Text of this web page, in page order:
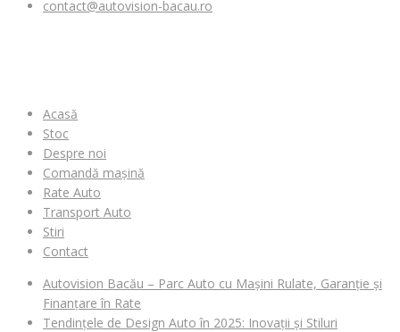
contact@autovision-bacau.ro
Acasă
Stoc
Despre noi
Comandă mașină
Rate Auto
Transport Auto
Stiri
Contact
Autovision Bacău – Parc Auto cu Mașini Rulate, Garanție și
Finanțare în Rate
Tendințele de Design Auto în 2025: Inovații și Stiluri